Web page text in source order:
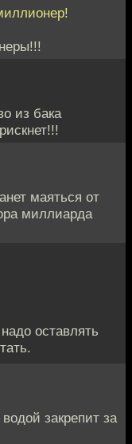
из бака
маяться от
миллиарда
оставлять
закрепит за